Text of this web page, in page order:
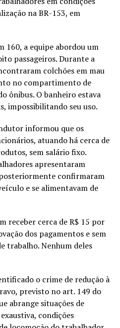
na BR-153, em
160, a equipe abordou um
passageiros. Durante a
colchões em mau
no compartimento de
ônibus. O banheiro estava
impossibilitando seu uso.
informou que os
atuando há cerca de
sem salário fixo.
apresentaram
confirmaram
e se alimentavam de
receber cerca de R$ 15 por
dos pagamentos e sem
trabalho. Nenhum deles
o crime de redução à
previsto no art. 149 do
abrange situações de
condições